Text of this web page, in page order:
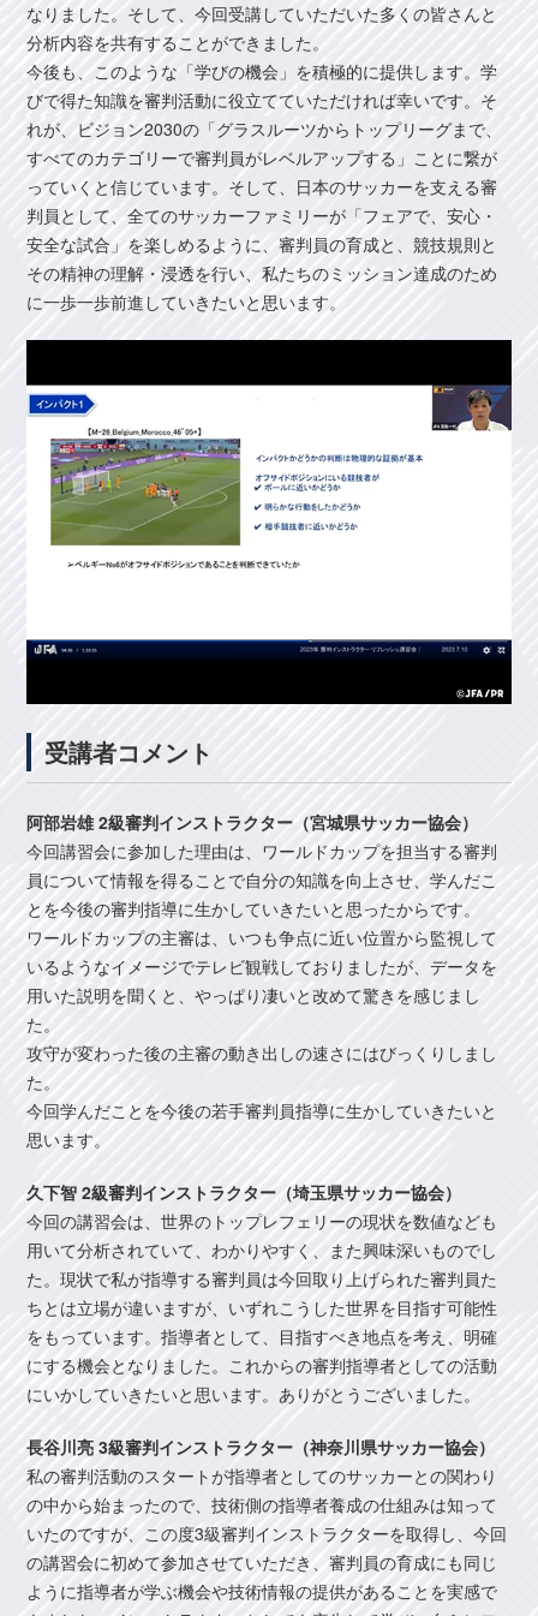
なりました。そして、今回受講していただいた多くの皆さんと
分析内容を共有することができました。
今後も、このような「学びの機会」を積極的に提供します。学
びで得た知識を審判活動に役立てていただければ幸いです。そ
れが、ビジョン2030の「グラスルーツからトップリーグまで、
すべてのカテゴリーで審判員がレベルアップする」ことに繋が
っていくと信じています。そして、日本のサッカーを支える審
判員として、全てのサッカーファミリーが「フェアで、安心・
安全な試合」を楽しめるように、審判員の育成と、競技規則と
その精神の理解・浸透を行い、私たちのミッション達成のため
に一歩一歩前進していきたいと思います。
受講者コメント
阿部岩雄 2級審判インストラクター（宮城県サッカー協会）
今回講習会に参加した理由は、ワールドカップを担当する審判
員について情報を得ることで自分の知識を向上させ、学んだこ
とを今後の審判指導に生かしていきたいと思ったからです。
ワールドカップの主審は、いつも争点に近い位置から監視して
いるようなイメージでテレビ観戦しておりましたが、データを
用いた説明を聞くと、やっぱり凄いと改めて驚きを感じまし
た。
攻守が変わった後の主審の動き出しの速さにはびっくりしまし
た。
今回学んだことを今後の若手審判員指導に生かしていきたいと
思います。
久下智 2級審判インストラクター（埼玉県サッカー協会）
今回の講習会は、世界のトップレフェリーの現状を数値なども
用いて分析されていて、わかりやすく、また興味深いものでし
た。現状で私が指導する審判員は今回取り上げられた審判員た
ちとは立場が違いますが、いずれこうした世界を目指す可能性
をもっています。指導者として、目指すべき地点を考え、明確
にする機会となりました。これからの審判指導者としての活動
にいかしていきたいと思います。ありがとうございました。
長谷川亮 3級審判インストラクター（神奈川県サッカー協会）
私の審判活動のスタートが指導者としてのサッカーとの関わり
の中から始まったので、技術側の指導者養成の仕組みは知って
いたのですが、この度3級審判インストラクターを取得し、今回
の講習会に初めて参加させていただき、審判員の育成にも同じ
ように指導者が学ぶ機会や技術情報の提供があることを実感で